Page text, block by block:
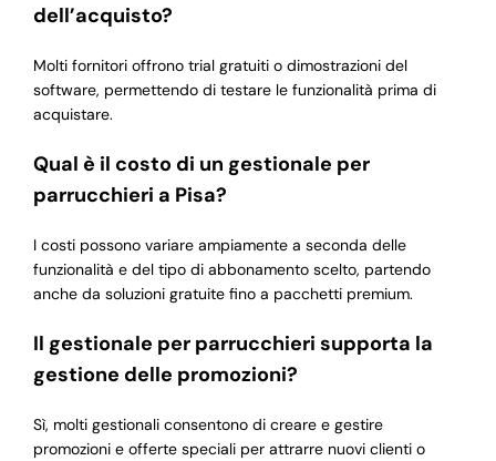
dell’acquisto?
Molti fornitori offrono trial gratuiti o dimostrazioni del
software, permettendo di testare le funzionalità prima di
acquistare.
Qual è il costo di un gestionale per
parrucchieri a Pisa?
I costi possono variare ampiamente a seconda delle
funzionalità e del tipo di abbonamento scelto, partendo
anche da soluzioni gratuite fino a pacchetti premium.
Il gestionale per parrucchieri supporta la
gestione delle promozioni?
Sì, molti gestionali consentono di creare e gestire
promozioni e offerte speciali per attrarre nuovi clienti o